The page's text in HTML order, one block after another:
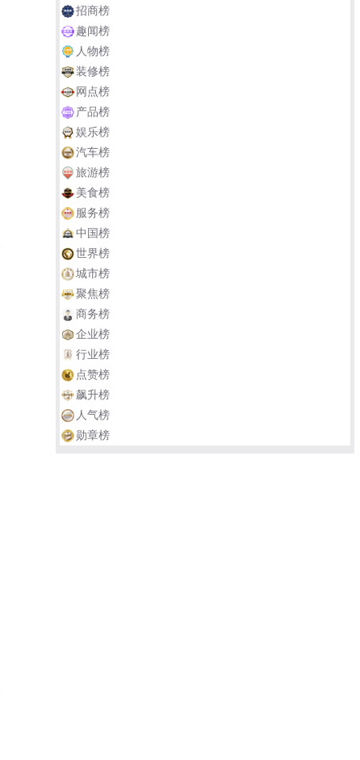
招商榜
趣闻榜
人物榜
装修榜
网点榜
产品榜
娱乐榜
汽车榜
旅游榜
美食榜
服务榜
中国榜
世界榜
城市榜
聚焦榜
商务榜
企业榜
行业榜
点赞榜
飙升榜
人气榜
勋章榜